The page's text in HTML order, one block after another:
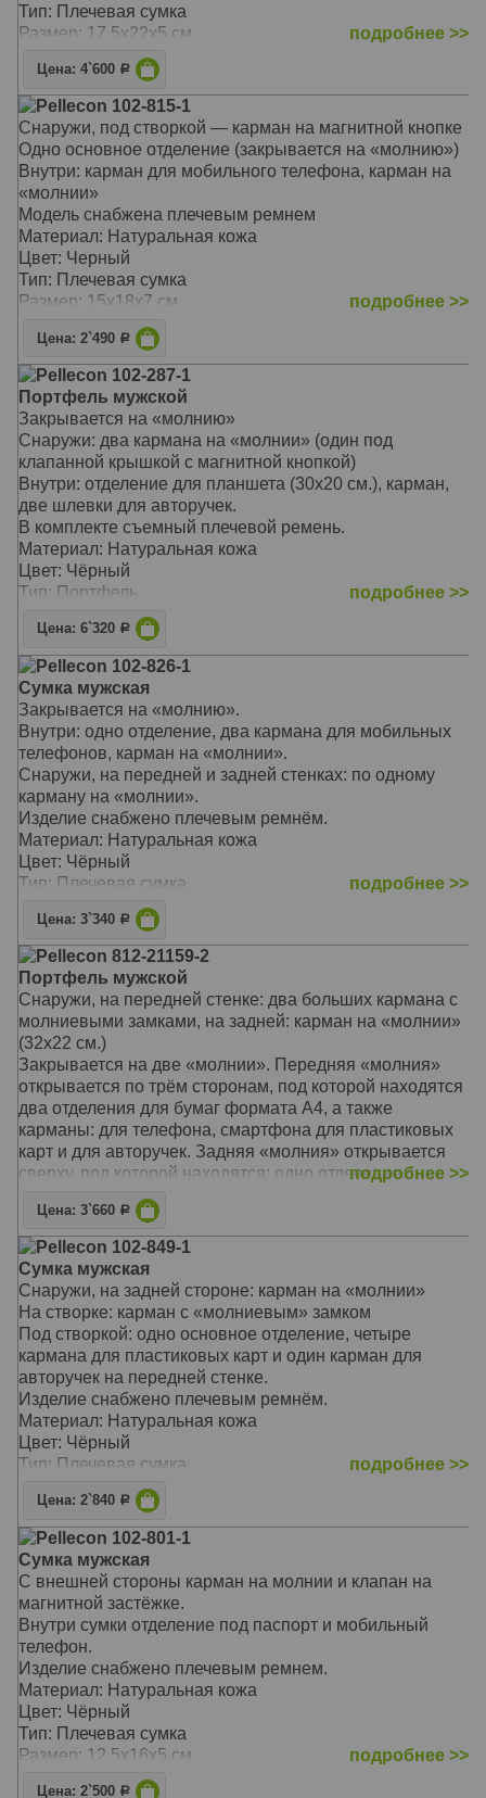
Тип: Плечевая сумка
Размер: 17,5х22х5 см
подробнее >>
Цена: 4`600 Р
Pellecon 102-815-1
Снаружи, под створкой — карман на магнитной кнопке
Одно основное отделение (закрывается на «молнию»)
Внутри: карман для мобильного телефона, карман на
«молнии»
Модель снабжена плечевым ремнем
Материал: Натуральная кожа
Цвет: Черный
Тип: Плечевая сумка
Размер: 15х18х7 см
подробнее >>
Цена: 2`490 Р
Pellecon 102-287-1
Портфель мужской
Закрывается на «молнию»
Снаружи: два кармана на «молнии» (один под
клапанной крышкой с магнитной кнопкой)
Внутри: отделение для планшета (30х20 см.), карман,
две шлевки для авторучек.
В комплекте съемный плечевой ремень.
Материал: Натуральная кожа
Цвет: Чёрный
Тип: Портфель
Размер: 38х26х7 см
подробнее >>
Цена: 6`320 Р
Pellecon 102-826-1
Сумка мужская
Закрывается на «молнию».
Внутри: одно отделение, два кармана для мобильных
телефонов, карман на «молнии».
Снаружи, на передней и задней стенках: по одному
карману на «молнии».
Изделие снабжено плечевым ремнём.
Материал: Натуральная кожа
Цвет: Чёрный
Тип: Плечевая сумка
Размер: 21х26х1 см
подробнее >>
Цена: 3`340 Р
Pellecon 812-21159-2
Портфель мужской
Снаружи, на передней стенке: два больших кармана с
молниевыми замками, на задней: карман на «молнии»
(32х22 см.)
Закрывается на две «молнии». Передняя «молния»
открывается по трём сторонам, под которой находятся
два отделения для бумаг формата А4, а также
карманы: для телефона, смартфона для пластиковых
карт и для авторучек. Задняя «молния» открывается
сверху, под которой находятся: одно отделение с
большим карманом на «молнии» и карманом для
нетбука.
В комплекте: съёмный плечевой ремень
Материал: Искусственная кожа
Размер: 37х30х8 см
подробнее >>
Цена: 3`660 Р
Pellecon 102-849-1
Сумка мужская
Снаружи, на задней стороне: карман на «молнии»
На створке: карман с «молниевым» замком
Под створкой: одно основное отделение, четыре
кармана для пластиковых карт и один карман для
авторучек на передней стенке.
Изделие снабжено плечевым ремнём.
Материал: Натуральная кожа
Цвет: Чёрный
Тип: Плечевая сумка
Размер: 21х24,5х1 см
подробнее >>
Цена: 2`840 Р
Pellecon 102-801-1
Сумка мужская
С внешней стороны карман на молнии и клапан на
магнитной застёжке.
Внутри сумки отделение под паспорт и мобильный
телефон.
Изделие снабжено плечевым ремнем.
Материал: Натуральная кожа
Цвет: Чёрный
Тип: Плечевая сумка
Размер: 12,5х16х5 см
подробнее >>
Цена: 2`500 Р